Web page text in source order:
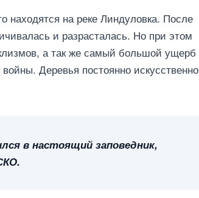
находятся на реке Линдуловка. После
и разрасталась. Но при этом
а так же самый большой ущерб
Деревья постоянно искусственно
в настоящий заповедник,